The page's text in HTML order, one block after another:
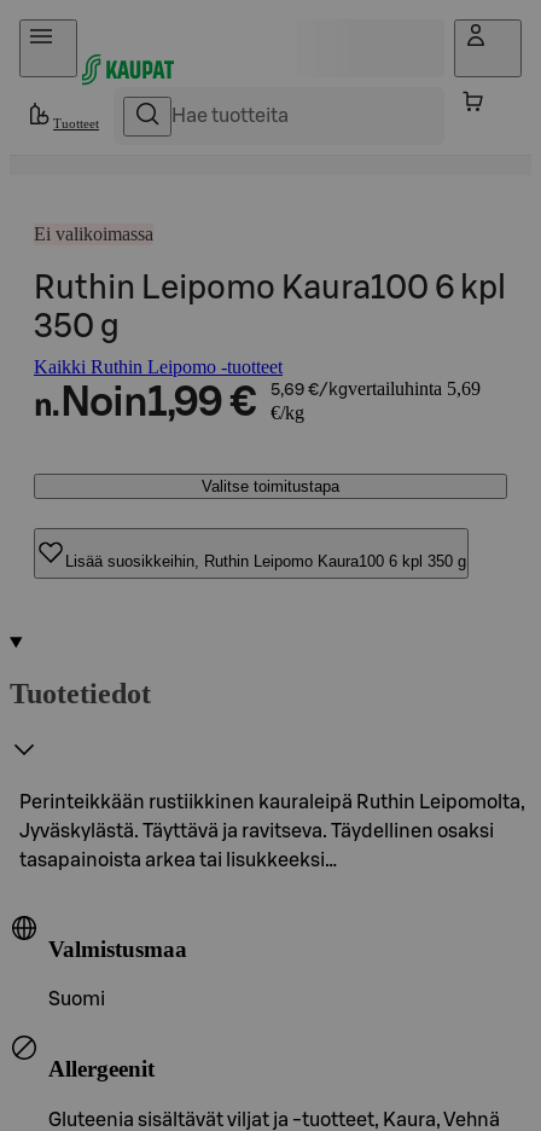
Hyppää sisältöön
Tuotteet
Ei valikoimassa
Ruthin Leipomo Kaura100 6 kpl
350 g
Kaikki Ruthin Leipomo -tuotteet
n. Noin1,99 € 5,69 €/kgvertailuhinta 5,69
€/kg
Valitse toimitustapa
Lisää suosikkeihin, Ruthin Leipomo Kaura100 6 kpl 350 g
Tuotetiedot
Perinteikkään rustiikkinen kauraleipä Ruthin Leipomolta,
Jyväskylästä. Täyttävä ja ravitseva. Täydellinen osaksi
tasapainoista arkea tai lisukkeeksi…
Valmistusmaa
Suomi
Allergeenit
Gluteenia sisältävät viljat ja -tuotteet, Kaura, Vehnä